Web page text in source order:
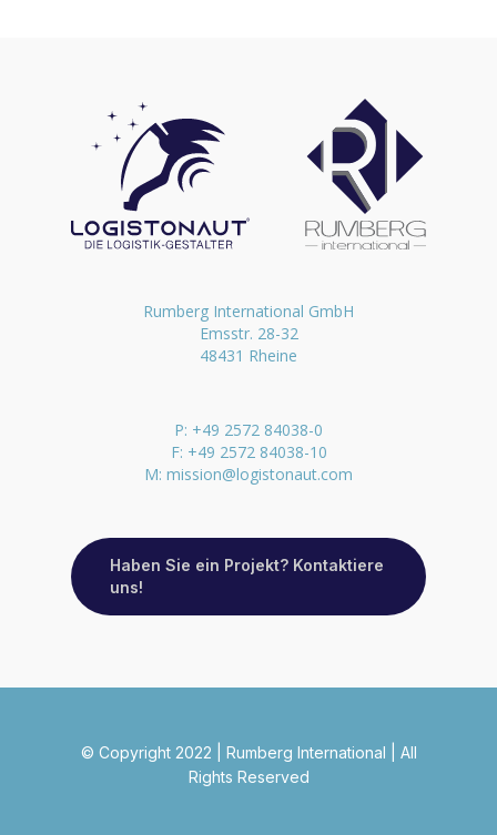
Rumberg International GmbH
Emsstr. 28-32
48431 Rheine
P: +49 2572 84038-0
F: +49 2572 84038-10
M: mission@logistonaut.com
Haben Sie ein Projekt? Kontaktiere
uns!
© Copyright 2022 | Rumberg International | All
Rights Reserved